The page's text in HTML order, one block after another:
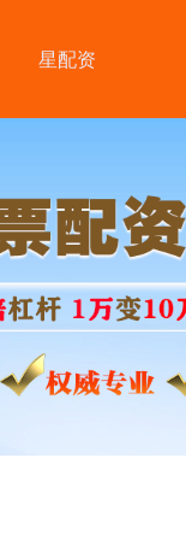
星配资